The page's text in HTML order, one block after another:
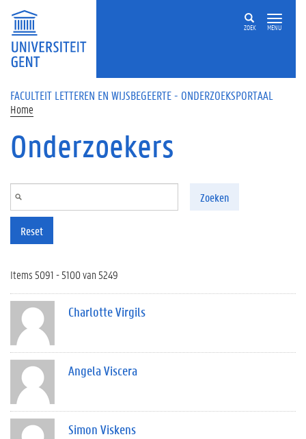
Overslaan en naar de inhoud gaan
ZOEK MENU
FACULTEIT LETTEREN EN WIJSBEGEERTE - ONDERZOEKSPORTAAL
Home
Onderzoekers
Zoeken
Reset
Items 5091 - 5100 van 5249
Charlotte Virgils
Angela Viscera
Simon Viskens